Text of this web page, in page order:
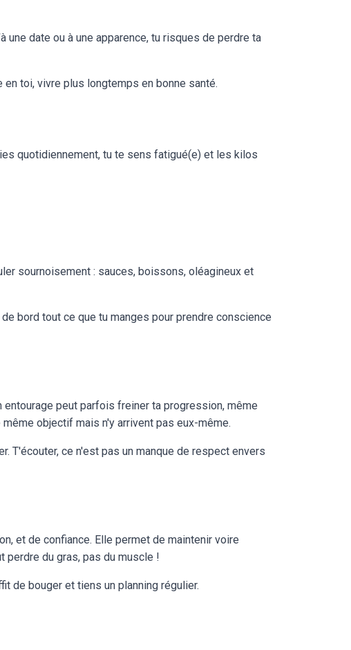
une date ou à une apparence, tu risques de perdre ta
toi, vivre plus longtemps en bonne santé.
quotidiennement, tu te sens fatigué(e) et les kilos
sournoisement : sauces, boissons, oléagineux et
bord tout ce que tu manges pour prendre conscience
entourage peut parfois freiner ta progression, même
objectif mais n'y arrivent pas eux-même.
T'écouter, ce n'est pas un manque de respect envers
et de confiance. Elle permet de maintenir voire
perdre du gras, pas du muscle !
de bouger et tiens un planning régulier.